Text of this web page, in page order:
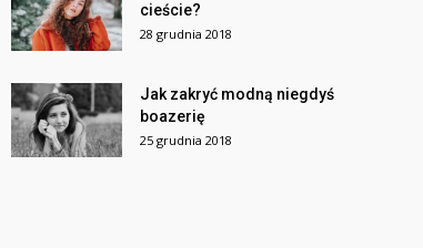
cieście?
28 grudnia 2018
Jak zakryć modną niegdyś
boazerię
25 grudnia 2018